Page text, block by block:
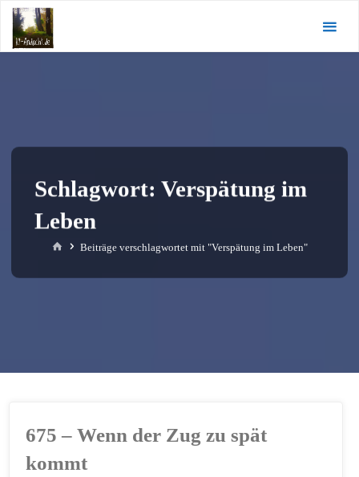
Zum
Inhalt
springen
Schlagwort:Verspätung im
Leben
StartBeiträge verschlagwortet mit "Verspätung im Leben"
675 – Wenn der Zug zu spät
kommt